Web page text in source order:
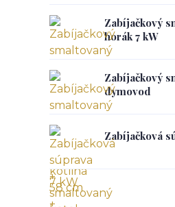
Zabíjačkový
horák 7 kW
Zabíjačkový
dymovod
Zabíjačková